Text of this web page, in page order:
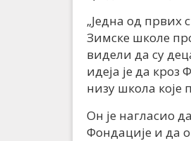
„Једна од првих
Зимске школе
видели да су
идеја је да кроз
низу школа које
Он је нагласио
Фондације и да